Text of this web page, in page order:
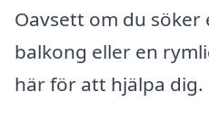
Oavsett om du söker
balkong eller en
här för att hjälpa dig.